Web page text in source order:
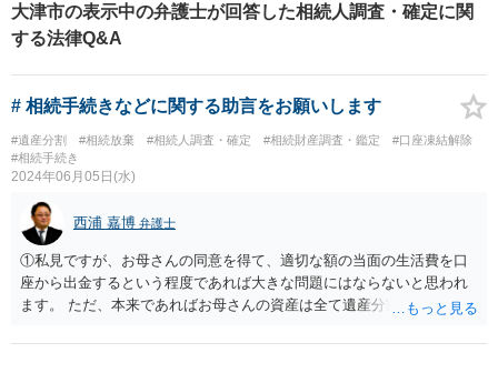
大津市の表示中の弁護士が回答した相続人調査・確定に関
する法律Q&A
# 相続手続きなどに関する助言をお願いします
#遺産分割 #相続放棄 #相続人調査・確定 #相続財産調査・鑑定
#口座凍結解除
#相続手続き
2024年06月05日(水)
西浦 嘉博 弁護士
①私見ですが、お母さんの同意を得て、適切な額の当面の生活費を口
座から出金するという程度であれば大きな問題にはならないと思われ
ます。 ただ、本来であればお母さんの資産は全て遺産分割協議によっ
ってからというのが制度の立て付けとなります。 場合によっては紛争